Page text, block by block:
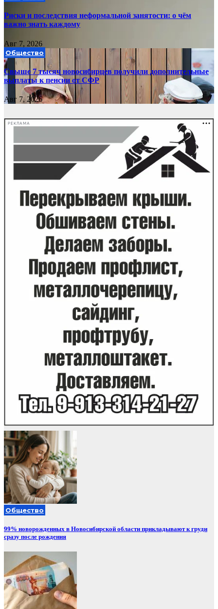
Риски и последствия неформальной занятости: о чём
важно знать каждому
Авг 7, 2026
Общество
Свыше 7 тысяч новосибирцев получили дополнительные
выплаты к пенсии от СФР
Авг 7, 2026
РЕКЛАМА
Общество
99% новорожденных в Новосибирской области прикладывают к груди
сразу после рождения